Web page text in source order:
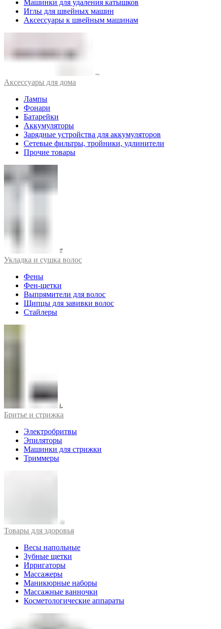
Машинки для удаления катышков
Иглы для швейных машин
Аксессуары к швейным машинам
Аксессуары для дома
Лампы
Фонари
Батарейки
Аккумуляторы
Зарядные устройства для аккумуляторов
Сетевые фильтры, тройники, удлинители
Прочие товары
Укладка и сушка волос
Фены
Фен-щетки
Выпрямители для волос
Щипцы для завивки волос
Стайлеры
Бритье и стрижка
Электробритвы
Эпиляторы
Машинки для стрижки
Триммеры
Товары для здоровья
Весы напольные
Зубные щетки
Ирригаторы
Массажеры
Маникюрные наборы
Массажные ванночки
Косметологические аппараты